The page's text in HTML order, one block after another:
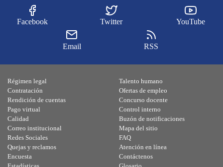
Facebook Twitter YouTube
Email RSS
Régimen legal
Contratación
Rendición de cuentas
Pago virtual
Calidad
Talento humano
Ofertas de empleo
Concurso docente
Control interno
Buzón de notificaciones
Correo institucional
Redes Sociales
Quejas y reclamos
Encuesta
Mapa del sitio
FAQ
Atención en línea
Contáctenos